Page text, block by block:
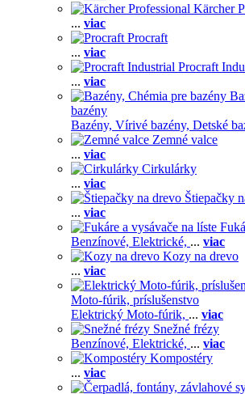
Kärcher
... viac
Procraft
... viac
Procraft
... viac
bazény
Bazény, Vírivé bazény, Detské
Zemné valce
... viac
Cirkulárky
... viac
Štiepačky
... viac
Benzínové, Elektrické, ... viac
Kozy na drevo
... viac
Moto-fúrik, príslušenstvo
Elektrický Moto-fúrik, ... viac
Snežné frézy
Benzínové, Elektrické, ... viac
Kompostéry
... viac